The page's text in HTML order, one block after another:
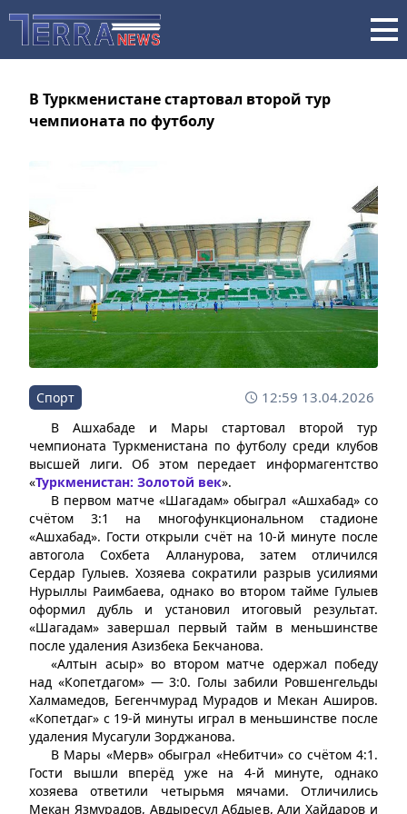
В Туркменистане стартовал второй тур
чемпионата по футболу
Спорт 12:59 13.04.2026
В Ашхабаде и Мары стартовал второй тур
чемпионата Туркменистана по футболу среди клубов
высшей лиги. Об этом передает информагентство
«Туркменистан: Золотой век».
В первом матче «Шагадам» обыграл «Ашхабад» со
счётом 3:1 на многофункциональном стадионе
«Ашхабад». Гости открыли счёт на 10-й минуте после
автогола Сохбета Алланурова, затем отличился
Сердар Гулыев. Хозяева сократили разрыв усилиями
Нурыллы Раимбаева, однако во втором тайме Гулыев
оформил дубль и установил итоговый результат.
«Шагадам» завершал первый тайм в меньшинстве
после удаления Азизбека Бекчанова.
«Алтын асыр» во втором матче одержал победу
над «Копетдагом» — 3:0. Голы забили Ровшенгельды
Халмамедов, Бегенчмурад Мурадов и Мекан Аширов.
«Копетдаг» с 19-й минуты играл в меньшинстве после
удаления Мусагули Зорджанова.
В Мары «Мерв» обыграл «Небитчи» со счётом 4:1.
Гости вышли вперёд уже на 4-й минуте, однако
хозяева ответили четырьмя мячами. Отличились
Мекан Язмурадов, Авдыресул Абдыев, Али Хайдаров и